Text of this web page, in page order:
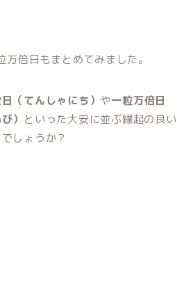
倍日もまとめてみました。
（てんしゃにち） や一粒万倍日
） といった大安に並ぶ縁起の良い
しょうか？